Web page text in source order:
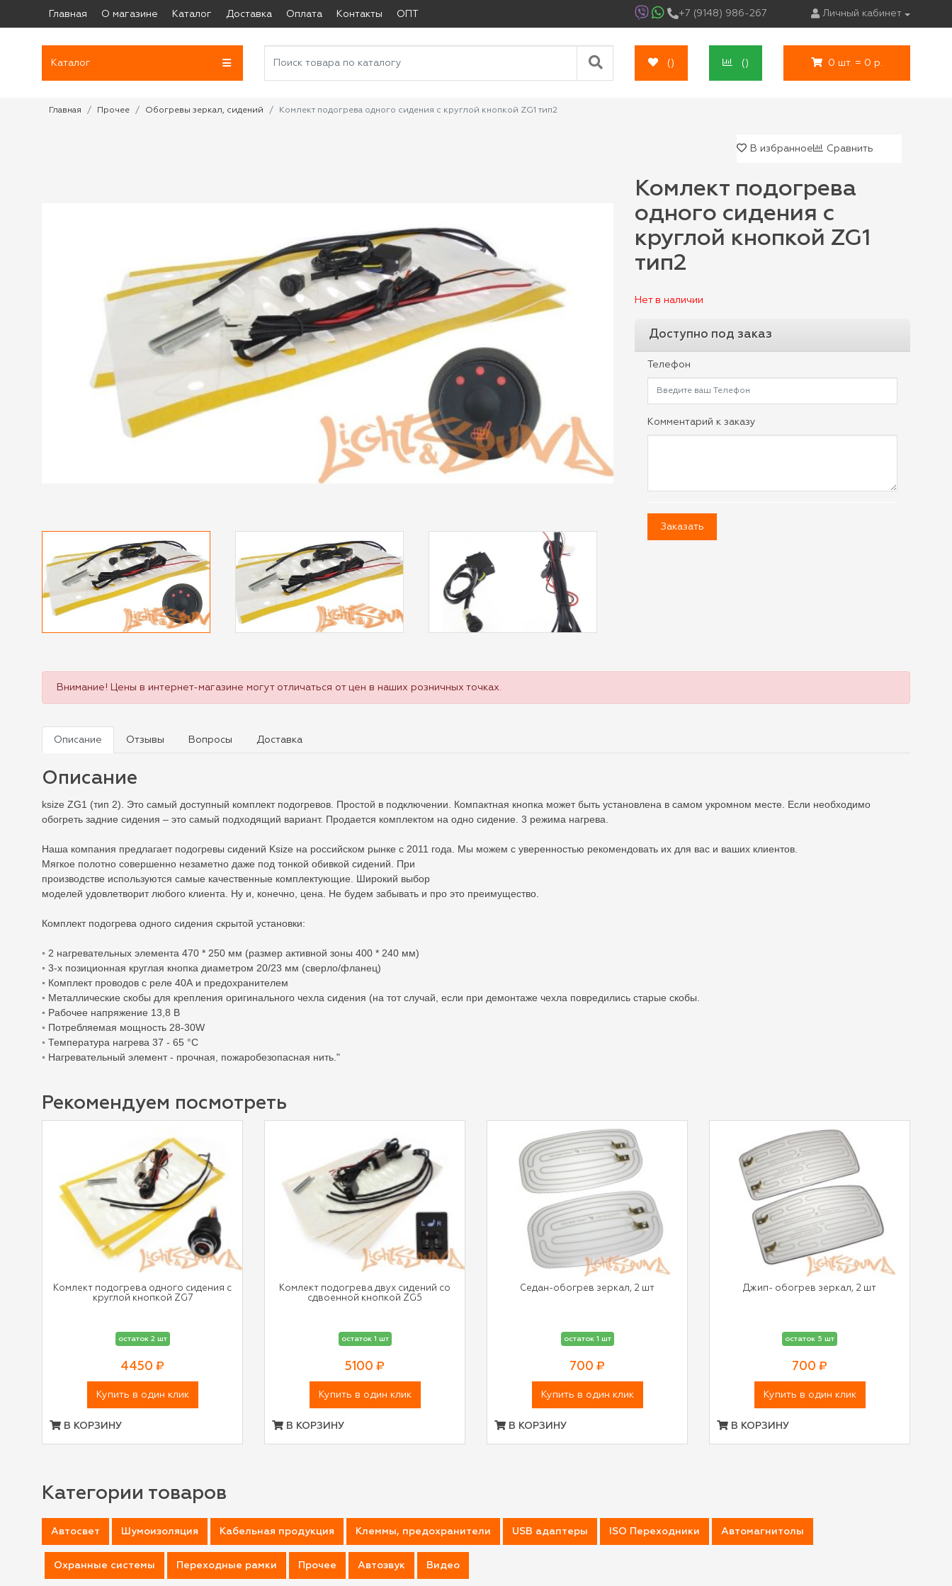
Главная О магазине Каталог Доставка Оплата Контакты ОПТ +7 (9148) 986-267 Личный кабинет
Каталог () () 0 шт. = 0 р.
Главная Прочее Обогревы зеркал, сидений Комлект подогрева одного сидения с круглой кнопкой ZG1 тип2
В избранное Сравнить
Комлект подогрева
одного сидения с
круглой кнопкой ZG1
тип2
Нет в наличии
Доступно под заказ
Телефон
Комментарий к заказу
Заказать
Внимание! Цены в интернет-магазине могут отличаться от цен в наших розничных точках.
Описание Отзывы Вопросы Доставка
Описание
ksize ZG1 (тип 2). Это самый доступный комплект подогревов. Простой в подключении. Компактная кнопка может быть установлена в самом укромном месте. Если необходимо
обогреть задние сидения – это самый подходящий вариант. Продается комплектом на одно сидение. 3 режима нагрева.
Наша компания предлагает подогревы сидений Ksize на российском рынке с 2011 года. Мы можем с уверенностью рекомендовать их для вас и ваших клиентов.
Мягкое полотно совершенно незаметно даже под тонкой обивкой сидений. При
производстве используются самые качественные комплектующие. Широкий выбор
моделей удовлетворит любого клиента. Ну и, конечно, цена. Не будем забывать и про это преимущество.
Комплект подогрева одного сидения скрытой установки:
◦ 2 нагревательных элемента 470 * 250 мм (размер активной зоны 400 * 240 мм)
◦ 3-х позиционная круглая кнопка диаметром 20/23 мм (сверло/фланец)
◦ Комплект проводов с реле 40А и предохранителем
◦ Металлические скобы для крепления оригинального чехла сидения (на тот случай, если при демонтаже чехла повредились старые скобы.
◦ Рабочее напряжение 13,8 В
◦ Потребляемая мощность 28-30W
◦ Температура нагрева 37 - 65 °С
◦ Нагревательный элемент - прочная, пожаробезопасная нить."
Рекомендуем посмотреть
Комлект подогрева одного сидения с
круглой кнопкой ZG7
остаток 2 шт
4450 ₽
Купить в один клик
В КОРЗИНУ
Комлект подогрева двух сидений со
сдвоенной кнопкой ZG5
остаток 1 шт
5100 ₽
Купить в один клик
В КОРЗИНУ
Седан-обогрев зеркал, 2 шт
остаток 1 шт
700 ₽
Купить в один клик
В КОРЗИНУ
Джип- обогрев зеркал, 2 шт
остаток 5 шт
700 ₽
Купить в один клик
В КОРЗИНУ
Категории товаров
Автосвет Шумоизоляция Кабельная продукция Клеммы, предохранители USB адаптеры ISO Переходники Автомагнитолы
Охранные системы Переходные рамки Прочее Автозвук Видео